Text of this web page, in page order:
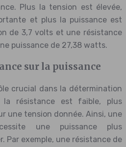
Plus la tension est élevée,
et plus la puissance est
de 3,7 volts et une résistance
puissance de 27,38 watts.
sur la puissance
crucial dans la détermination
la résistance est faible, plus
une tension donnée. Ainsi, une
une puissance plus
Par exemple, une résistance de